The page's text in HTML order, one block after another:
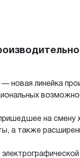
новая линейка
на
а также